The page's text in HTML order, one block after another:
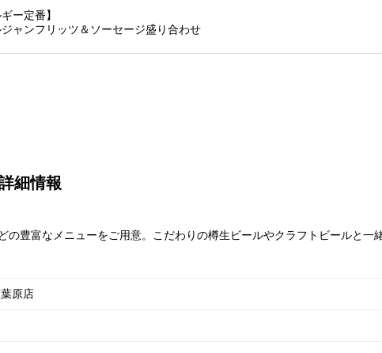
ギー定番】
ジャンフリッツ＆ソーセージ盛り合わせ
細情報
の豊富なメニューをご用意。こだわりの樽生ビールやクラフトビールと一
原店